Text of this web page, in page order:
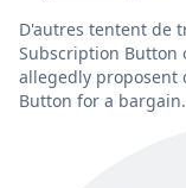
D'autres tentent de
Subscription Button
allegedly proposent
Button for a bargain.